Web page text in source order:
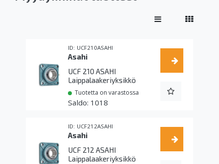
UCF210ASAHI
Asahi
UCF 210 ASAHI
Laippalaakeriyksikkö
Tuotetta on varastossa
1018
UCF212ASAHI
Asahi
UCF 212 ASAHI
Laippalaakeriyksikkö